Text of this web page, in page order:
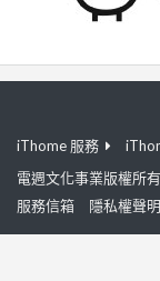
iThome 服務
電週文化事業版權所
服務信箱
隱私權聲